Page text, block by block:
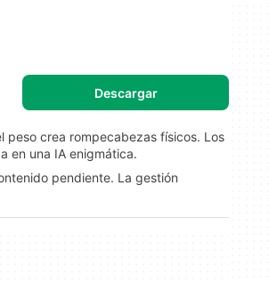
Descargar
peso crea rompecabezas físicos. Los
en una IA enigmática.
pendiente. La gestión